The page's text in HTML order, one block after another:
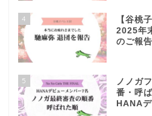
4
【谷桃
2025年
のご報
5
ノノガ
番・呼
HANA